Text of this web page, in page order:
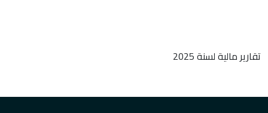
تقارير مالية لسنة 2025